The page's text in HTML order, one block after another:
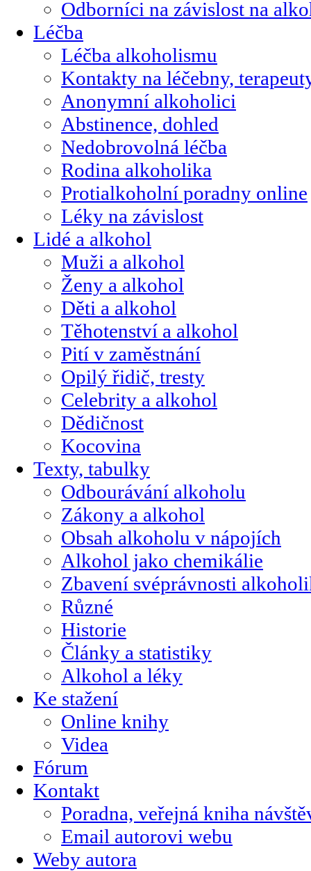
Odborníci na závislost na
Léčba
Léčba alkoholismu
Kontakty na léčebny,
Anonymní alkoholici
Abstinence, dohled
Nedobrovolná léčba
Rodina alkoholika
Protialkoholní poradny online
Léky na závislost
Lidé a alkohol
Muži a alkohol
Ženy a alkohol
Děti a alkohol
Těhotenství a alkohol
Pití v zaměstnání
Opilý řidič, tresty
Celebrity a alkohol
Dědičnost
Kocovina
Texty, tabulky
Odbourávání alkoholu
Zákony a alkohol
Obsah alkoholu v nápojích
Alkohol jako chemikálie
Zbavení svéprávnosti
Různé
Historie
Články a statistiky
Alkohol a léky
Ke stažení
Online knihy
Videa
Fórum
Kontakt
Poradna, veřejná kniha
Email autorovi webu
Weby autora